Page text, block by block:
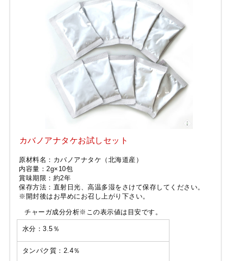
カバノアナタケお試しセット
原材料名：カバノアナタケ（北海道産）
内容量：2g×10包
賞味期限：約2年
保存方法：直射日光、高温多湿をさけて保存してください。
※開封後はお早めにお召し上がり下さい。
チャーガ成分分析※この表示値は目安です。
水分：3.5％
タンパク質：2.4％